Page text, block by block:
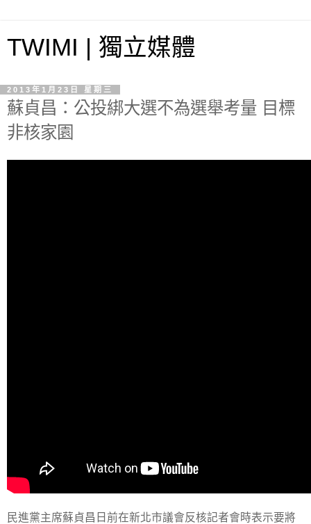
TWIMI | 獨立媒體
2013年1月23日 星期三
蘇貞昌：公投綁大選不為選舉考量 目標
非核家園
民進黨主席蘇貞昌日前在新北市議會反核記者會時表示要將